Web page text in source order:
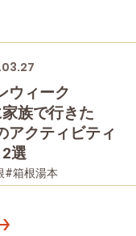
ウィーク
家族で行きた
アクティビティ
選
#箱根湯本
ス#家族で